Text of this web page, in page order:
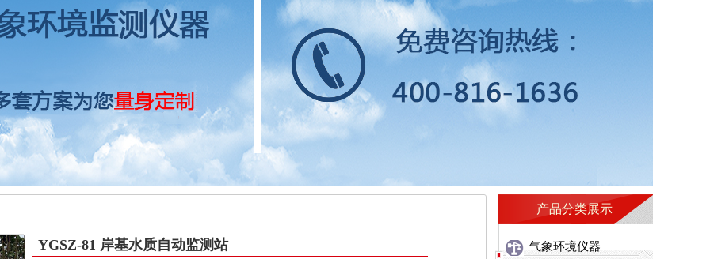
YGSZ-81 岸基水质自动监测站
产品分类展示
气象环境仪器